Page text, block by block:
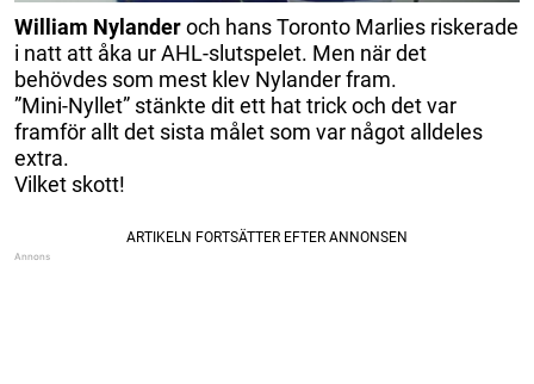
William Nylanderoch hans Toronto Marlies riskerade
i natt att åka ur AHL-slutspelet. Men när det
behövdes som mest klev Nylander fram.
”Mini-Nyllet” stänkte dit ett hat trick och det var
framför allt det sista målet som var något alldeles
extra.
Vilket skott!